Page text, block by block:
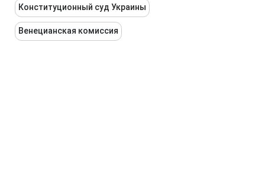
Конституционный суд Украины
Венецианская комиссия